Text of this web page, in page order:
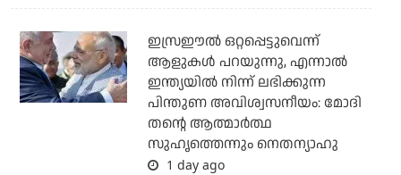
ഇസ്രഈല്‍ ഒറ്റപ്പെട്ടുവെന്ന്
ആളുകള്‍ പറയുന്നു, എന്നാല്‍
ഇന്ത്യയില്‍ നിന്ന് ലഭിക്കുന്ന
പിന്തുണ അവിശ്വസനീയം: മോദി
തന്റെ ആത്മാര്‍ത്ഥ
സുഹൃത്തെന്നും നെതന്യാഹു
1 day ago